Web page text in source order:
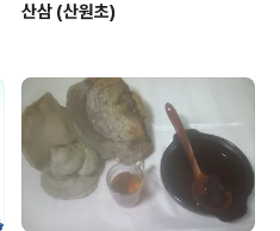
산삼 (산원초)